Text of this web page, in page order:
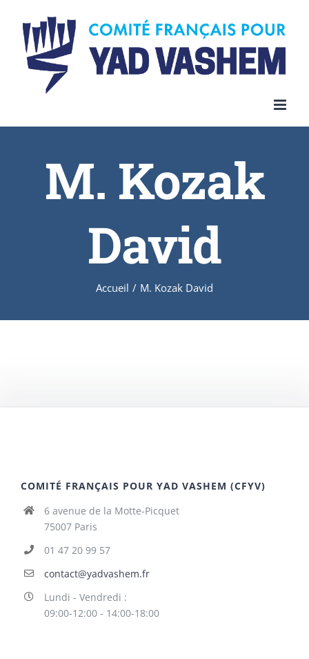
content
M. Kozak
David
Accueil / M. Kozak David
COMITÉ FRANÇAIS POUR YAD VASHEM (CFYV)
6 avenue de la Motte-Picquet
75007 Paris
01 47 20 99 57
contact@yadvashem.fr
Lundi - Vendredi :
09:00-12:00 - 14:00-18:00